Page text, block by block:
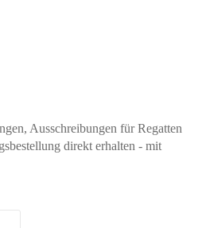
Ausschreibungen für Regatten
direkt erhalten - mit